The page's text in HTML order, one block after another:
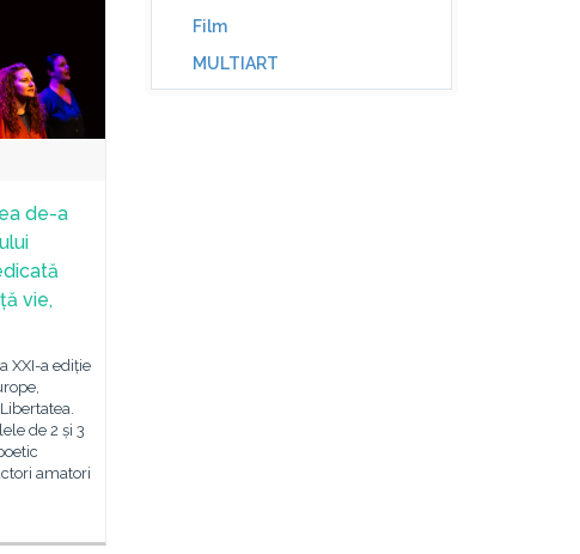
de-a
vie,
XXI-a ediție
de 2 și 3
amatori
Film
MULTIART